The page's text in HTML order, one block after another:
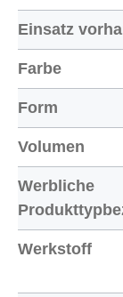
Einsatz
Farbe
Form
Volumen
Werbliche
Werkstoff